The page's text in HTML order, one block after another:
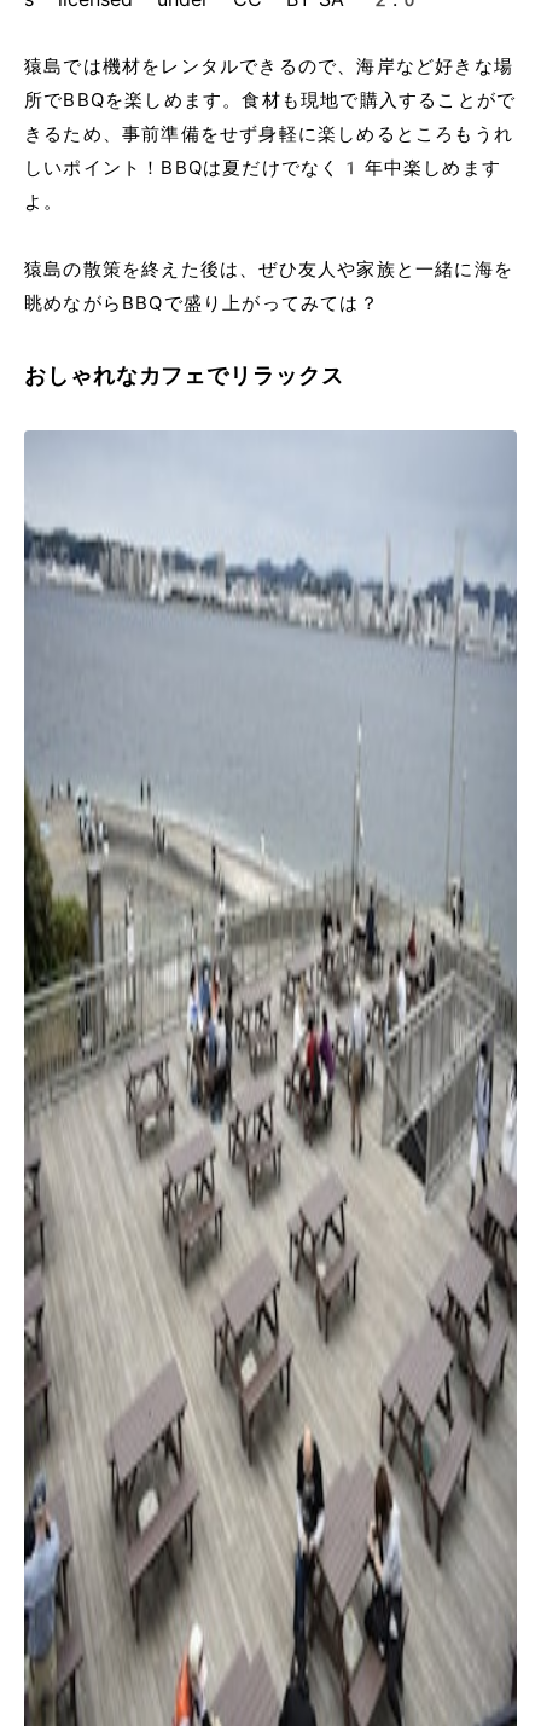
猿島では機材をレンタルできるので、海岸など好きな場
所でBBQを楽しめます。食材も現地で購入することがで
きるため、事前準備をせず身軽に楽しめるところもうれ
しいポイント！BBQは夏だけでなく1年中楽しめます
よ。
猿島の散策を終えた後は、ぜひ友人や家族と一緒に海を
眺めながらBBQで盛り上がってみては？
おしゃれなカフェでリラックス